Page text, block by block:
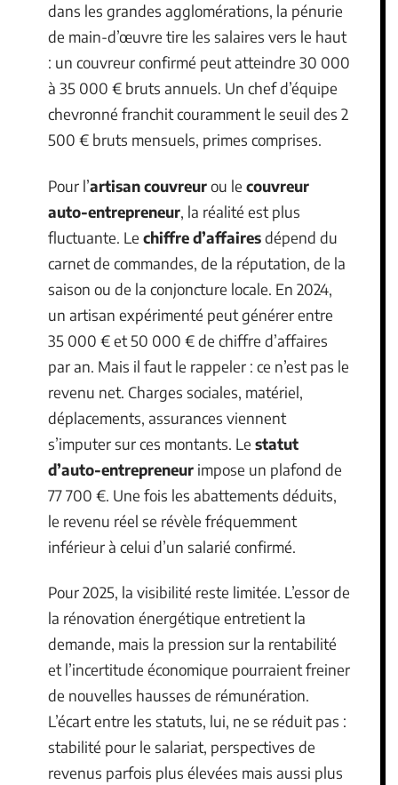
dans les grandes agglomérations, la pénurie
de main-d’œuvre tire les salaires vers le haut
: un couvreur confirmé peut atteindre 30 000
à 35 000 € bruts annuels. Un chef d’équipe
chevronné franchit couramment le seuil des 2
500 € bruts mensuels, primes comprises.
Pour l’artisan couvreurou le couvreur
auto-entrepreneur, la réalité est plus
fluctuante. Le chiffre d’affairesdépend du
carnet de commandes, de la réputation, de la
saison ou de la conjoncture locale. En 2024,
un artisan expérimenté peut générer entre
35 000 € et 50 000 € de chiffre d’affaires
par an. Mais il faut le rappeler : ce n’est pas le
revenu net. Charges sociales, matériel,
déplacements, assurances viennent
s’imputer sur ces montants. Le statut
d’auto-entrepreneur impose un plafond de
77 700 €. Une fois les abattements déduits,
le revenu réel se révèle fréquemment
inférieur à celui d’un salarié confirmé.
Pour 2025, la visibilité reste limitée. L’essor de
la rénovation énergétique entretient la
demande, mais la pression sur la rentabilité
et l’incertitude économique pourraient freiner
de nouvelles hausses de rémunération.
L’écart entre les statuts, lui, ne se réduit pas :
stabilité pour le salariat, perspectives de
revenus parfois plus élevées mais aussi plus